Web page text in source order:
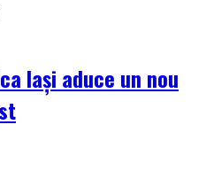
Iași aduce un nou